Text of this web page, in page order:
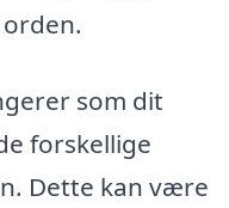
som dit
forskellige
Dette kan være